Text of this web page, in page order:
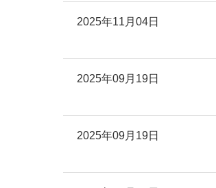
2025年11月04日
2025年09月19日
2025年09月19日